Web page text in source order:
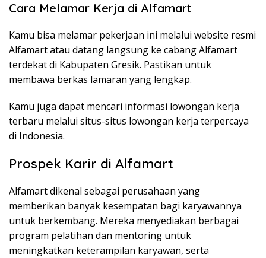
Cara Melamar Kerja di Alfamart
Kamu bisa melamar pekerjaan ini melalui website resmi
Alfamart atau datang langsung ke cabang Alfamart
terdekat di Kabupaten Gresik. Pastikan untuk
membawa berkas lamaran yang lengkap.
Kamu juga dapat mencari informasi lowongan kerja
terbaru melalui situs-situs lowongan kerja terpercaya
di Indonesia.
Prospek Karir di Alfamart
Alfamart dikenal sebagai perusahaan yang
memberikan banyak kesempatan bagi karyawannya
untuk berkembang. Mereka menyediakan berbagai
program pelatihan dan mentoring untuk
meningkatkan keterampilan karyawan, serta